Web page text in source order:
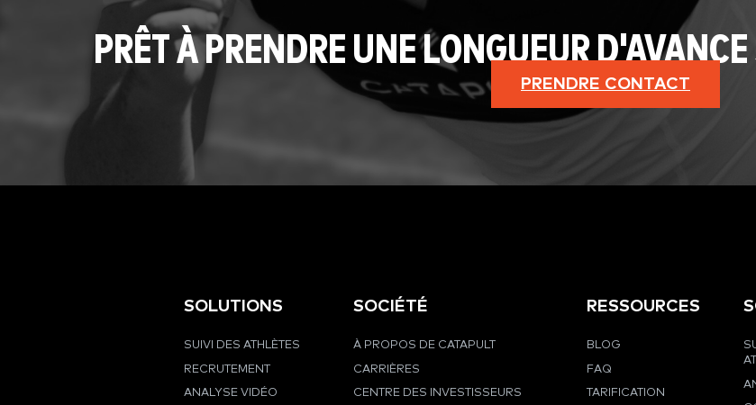
PRÊT À PRENDRE UNE LONGUEUR
PRENDRE CONTACT
SOLUTIONS
SUIVI DES ATHLÈTES
RECRUTEMENT
ANALYSE VIDÉO
SOCIÉTÉ
À PROPOS DE CATAPULT
CARRIÈRES
CENTRE DES INVESTISSEURS
RESSOURCES
BLOG
FAQ
TARIFICATION